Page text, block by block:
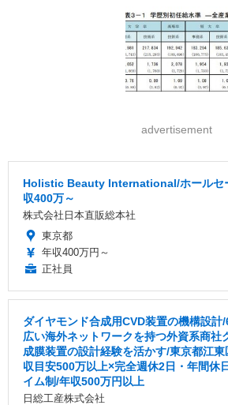
advertisement
Holistic Beauty International/ホールセ
収400万～
株式会社日本直販総本社
東京都
年収400万円～
正社員
ダイヤモンド合成用CVD装置の機構設計
広い海外ネットワークを持つ外資系商社
成膜装置の設計経験を活かす/東京都江
収目安500万以上×完全週休2日・年間休
イム制/年収500万円以上
日総工産株式会社